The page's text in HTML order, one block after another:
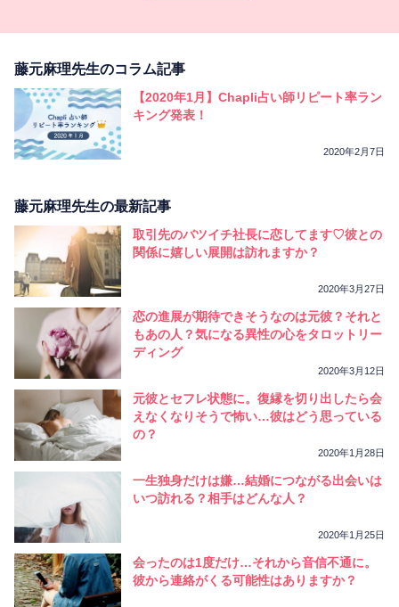
20代女性
確かに逆の立場で考えたらそう思われても仕方
ないなーと思いました！普通に遊びに行けるよ
藤元麻理先生のコラム記事
【2020年1月】Chapli占い師リピート率ラン
キング発表！
2020年2月7日
藤元麻理先生の最新記事
取引先のバツイチ社長に恋してます♡彼との
関係に嬉しい展開は訪れますか？
2020年3月27日
恋の進展が期待できそうなのは元彼？それと
もあの人？気になる異性の心をタロットリー
ディング
2020年3月12日
元彼とセフレ状態に。復縁を切り出したら会
えなくなりそうで怖い…彼はどう思っている
の？
2020年1月28日
一生独身だけは嫌…結婚につながる出会いは
いつ訪れる？相手はどんな人？
2020年1月25日
会ったのは1度だけ…それから音信不通に。
彼から連絡がくる可能性はありますか？